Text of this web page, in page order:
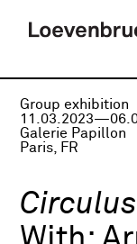
Group exhibition
Galerie Papillon
Paris, FR
Circulus